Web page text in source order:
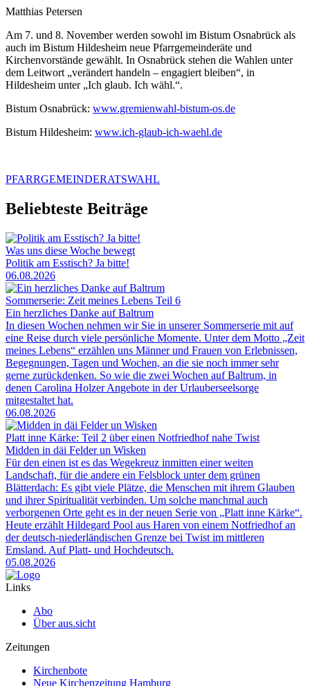
Matthias Petersen
Am 7. und 8. November werden sowohl im Bistum Osnabrück als
auch im Bistum Hildesheim neue Pfarrgemeinderäte und
Kirchenvorstände gewählt. In Osnabrück stehen die Wahlen unter
dem Leitwort „verändert handeln – engagiert bleiben“, in
Hildesheim unter „Ich glaub. Ich wähl.“.
Bistum Osnabrück: www.gremienwahl-bistum-os.de
Bistum Hildesheim: www.ich-glaub-ich-waehl.de
PFARRGEMEINDERATSWAHL
Beliebteste Beiträge
Was uns diese Woche bewegt
Politik am Esstisch? Ja bitte!
06.08.2026
Sommerserie: Zeit meines Lebens Teil 6
Ein herzliches Danke auf Baltrum
In diesen Wochen nehmen wir Sie in unserer Sommerserie mit auf
eine Reise durch viele persönliche Momente. Unter dem Motto „Zeit
meines Lebens“ erzählen uns Männer und Frauen von Erlebnissen,
Begegnungen, Tagen und Wochen, an die sie noch immer sehr
gerne zurückdenken. So wie die zwei Wochen auf Baltrum, in
denen Carolina Holzer Angebote in der Urlauberseelsorge
mitgestaltet hat.
06.08.2026
Platt inne Kärke: Teil 2 über einen Notfriedhof nahe Twist
Midden in däi Felder un Wisken
Für den einen ist es das Wegekreuz inmitten einer weiten
Landschaft, für die andere ein Felsblock unter dem grünen
Blätterdach: Es gibt viele Plätze, die Menschen mit ihrem Glauben
und ihrer Spiritualität verbinden. Um solche manchmal auch
verborgenen Orte geht es in der neuen Serie von „Platt inne Kärke“.
Heute erzählt Hildegard Pool aus Haren von einem Notfriedhof an
der deutsch-niederländischen Grenze bei Twist im mittleren
Emsland. Auf Platt- und Hochdeutsch.
05.08.2026
Links
Abo
Über aus.sicht
Zeitungen
Kirchenbote
Neue Kirchenzeitung Hamburg